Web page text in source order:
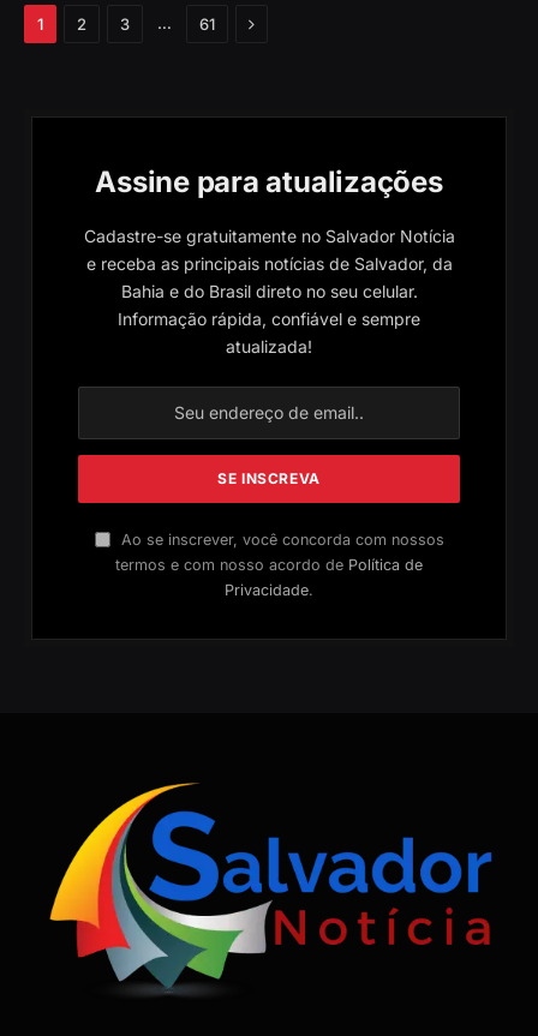
1 2 3 … 61 Próximo
Assine para atualizações
Cadastre-se gratuitamente no Salvador Notícia
e receba as principais notícias de Salvador, da
Bahia e do Brasil direto no seu celular.
Informação rápida, confiável e sempre
atualizada!
Ao se inscrever, você concorda com nossos
termos e com nosso acordo de Política de
Privacidade.